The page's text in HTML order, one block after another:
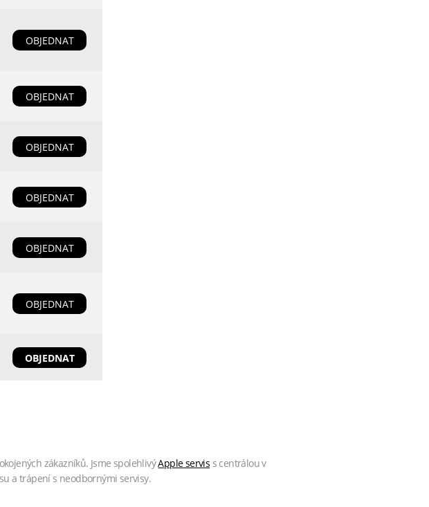
OBJEDNAT
OBJEDNAT
OBJEDNAT
OBJEDNAT
OBJEDNAT
OBJEDNAT
OBJEDNAT
zákazníků. Jsme spolehlivýApple servis s centrálou v
a trápení s neodbornými servisy.